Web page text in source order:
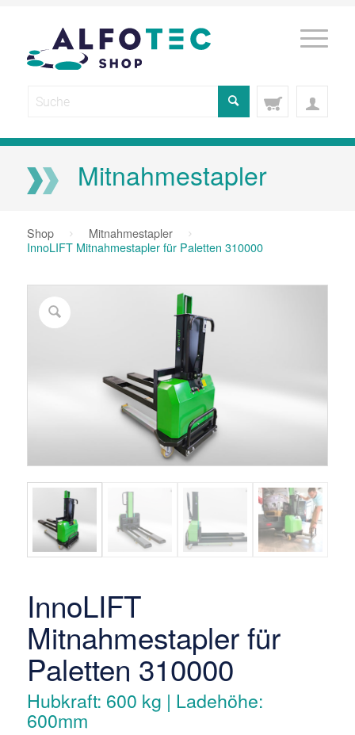
Mitnahmestapler
Shop
Mitnahmestapler
InnoLIFT Mitnahmestapler für Paletten 310000
InnoLIFT
Mitnahmestapler für
Paletten 310000
Hubkraft: 600 kg | Ladehöhe:
600mm